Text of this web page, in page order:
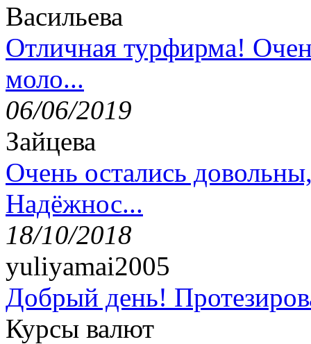
Васильева
Отличная турфирма!
моло...
06/06/2019
Зайцева
Очень остались
Надёжнос...
18/10/2018
yuliyamai2005
Добрый день!
Курсы валют